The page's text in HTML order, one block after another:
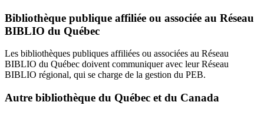
Bibliothèque publique affiliée ou associée au Réseau
BIBLIO du Québec
Les bibliothèques publiques affiliées ou associées au Réseau
BIBLIO du Québec doivent communiquer avec leur Réseau
BIBLIO régional, qui se charge de la gestion du PEB.
Autre bibliothèque du Québec et du Canada